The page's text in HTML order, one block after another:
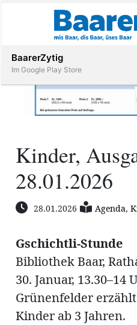
Veranstaltungen
Stellen
Kinder,
28.01.2026
28.01.2026 Agenda,
Gschichtli-Stunde
Bibliothek Baar,
30. Januar, 13.30–14
Grünenfelder
Kinder ab 3 Jahren.
BaarerZytig
Im Google Play Store